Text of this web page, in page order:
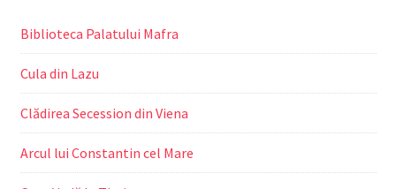
Biblioteca Palatului Mafra
Cula din Lazu
Clădirea Secession din Viena
Arcul lui Constantin cel Mare